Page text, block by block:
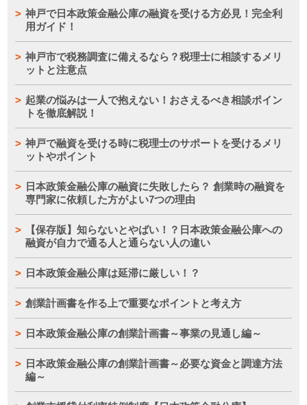
神戸で日本政策金融公庫の融資を受ける方必見！完全利
用ガイド！
神戸市で税務調査に備えるなら？税理士に相談するメリ
ットと注意点
起業の悩みは一人で抱えない！おさえるべき相談ポイン
トを徹底解説！
神戸で融資を受ける時に税理士のサポートを受けるメリ
ットやポイント
日本政策金融公庫の融資に失敗したら？ 創業時の融資を
専門家に依頼した方がよい7つの理由
【保存版】知らないとやばい！？日本政策金融公庫への
融資が自力で通る人と通らない人の違い
日本政策金融公庫は延滞に厳しい！？
創業計画書を作る上で重要なポイントと考え方
日本政策金融公庫の創業計画書～事業の見通し編～
日本政策金融公庫の創業計画書～必要な資金と調達方法
編～